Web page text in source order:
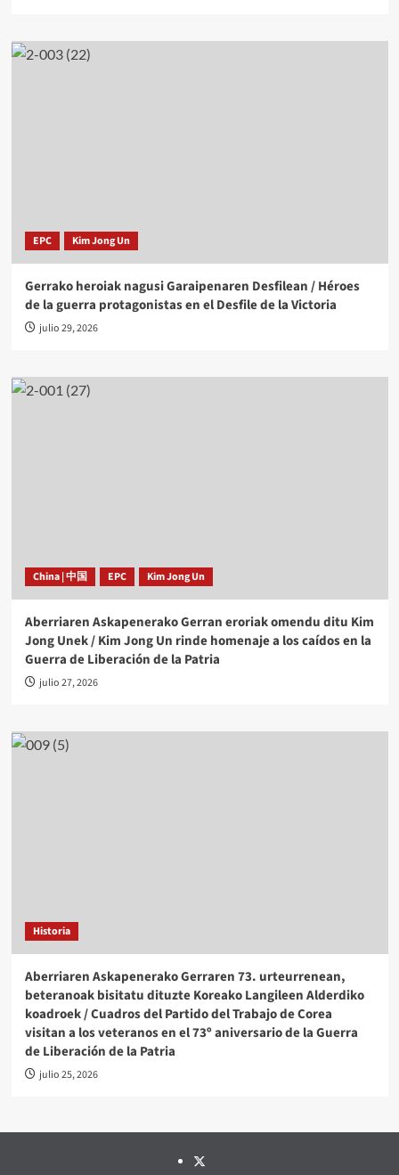
EPC Kim Jong Un
Gerrako heroiak nagusi Garaipenaren Desfilean / Héroes
de la guerra protagonistas en el Desfile de la Victoria
julio 29, 2026
China | 中国 EPC Kim Jong Un
Aberriaren Askapenerako Gerran eroriak omendu ditu Kim
Jong Unek / Kim Jong Un rinde homenaje a los caídos en la
Guerra de Liberación de la Patria
julio 27, 2026
Historia
Aberriaren Askapenerako Gerraren 73. urteurrenean,
beteranoak bisitatu dituzte Koreako Langileen Alderdiko
koadroek / Cuadros del Partido del Trabajo de Corea
visitan a los veteranos en el 73º aniversario de la Guerra
de Liberación de la Patria
julio 25, 2026
Twitter